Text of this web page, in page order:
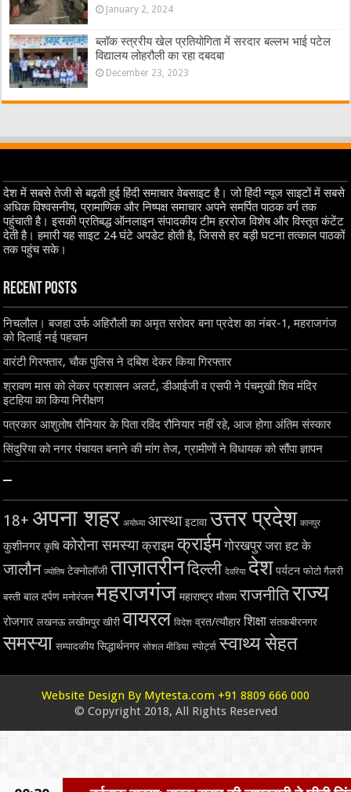
January 2, 2024
ब्लॉक स्त्ररीय खेल प्रतियोगिता में सरदार बल्लभ भाई पटेल
विद्यालय लोहरौली का रहा दबदबा
December 23, 2023
देश में सबसे तेजी से बढ़ती हुई हिंदी समाचार वेबसाइट है। जो हिंदी न्यूज साइटों में सबसे
अधिक विश्वसनीय, प्रामाणिक और निष्पक्ष समाचार अपने समर्पित पाठक वर्ग तक
पहुंचाती है। इसकी प्रतिबद्ध ऑनलाइन संपादकीय टीम हररोज विशेष और विस्तृत कंटेंट
देती है। हमारी यह साइट 24 घंटे अपडेट होती है, जिससे हर बड़ी घटना तत्काल पाठकों
तक पहुंच सके।
Recent Posts
निचलौल। बजहा उर्फ अहिरौली का अमृत सरोवर बना प्रदेश का नंबर-1, महराजगंज
को दिलाई नई पहचान
वारंटी गिरफ्तार, चौक पुलिस ने दबिश देकर किया गिरफ्तार
श्रावण मास को लेकर प्रशासन अलर्ट, डीआईजी व एसपी ने पंचमुखी शिव मंदिर
इटहिया का किया निरीक्षण
पत्रकार आशुतोष रौनियार के पिता रविंद रौनियार नहीं रहे, आज होगा अंतिम संस्कार
सिंदुरिया को नगर पंचायत बनाने की मांग तेज, ग्रामीणों ने विधायक को सौंपा ज्ञापन
–
18+ अपना शहर अयोध्या आस्था इटावा उत्तर प्रदेश कानपुर
कुशीनगर कृषि कोरोना समस्या क्राइम क्राईम गोरखपुर जरा हट के
जालौन ज्योतिष टेक्नोलॉजी ताज़ातरीनदिल्ली देवरिया देश पर्यटन फोटो गैलरी
बस्ती बाल दर्पण मनोरंजन महराजगंज महाराष्ट्र मौसम राजनीतिराज्य
रोजगार लखनऊ लखीमपुर खीरी वायरल विदेश व्रत/त्यौहार शिक्षा संतकबीरनगर
समस्या सम्पादकीय सिद्धार्थनगर सोशल मीडिया स्पोर्ट्स स्वाथ्य सेहत
Website Design By Mytesta.com +91 8809 666 000
© Copyright 2018, All Rights Reserved